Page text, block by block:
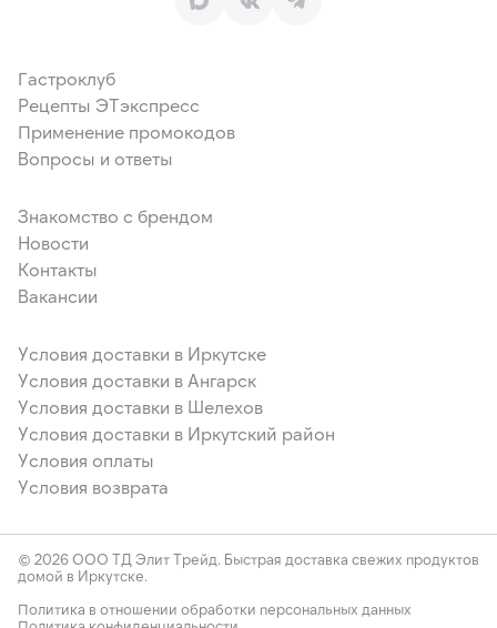
Гастроклуб
Рецепты ЭТэкспресс
Применение промокодов
Вопросы и ответы
Знакомство с брендом
Новости
Контакты
Вакансии
Условия доставки в Иркутске
Условия доставки в Ангарск
Условия доставки в Шелехов
Условия доставки в Иркутский район
Условия оплаты
Условия возврата
© 2026 ООО ТД Элит Трейд. Быстрая доставка свежих продуктов
домой в Иркутске.
Политика в отношении обработки персональных данных